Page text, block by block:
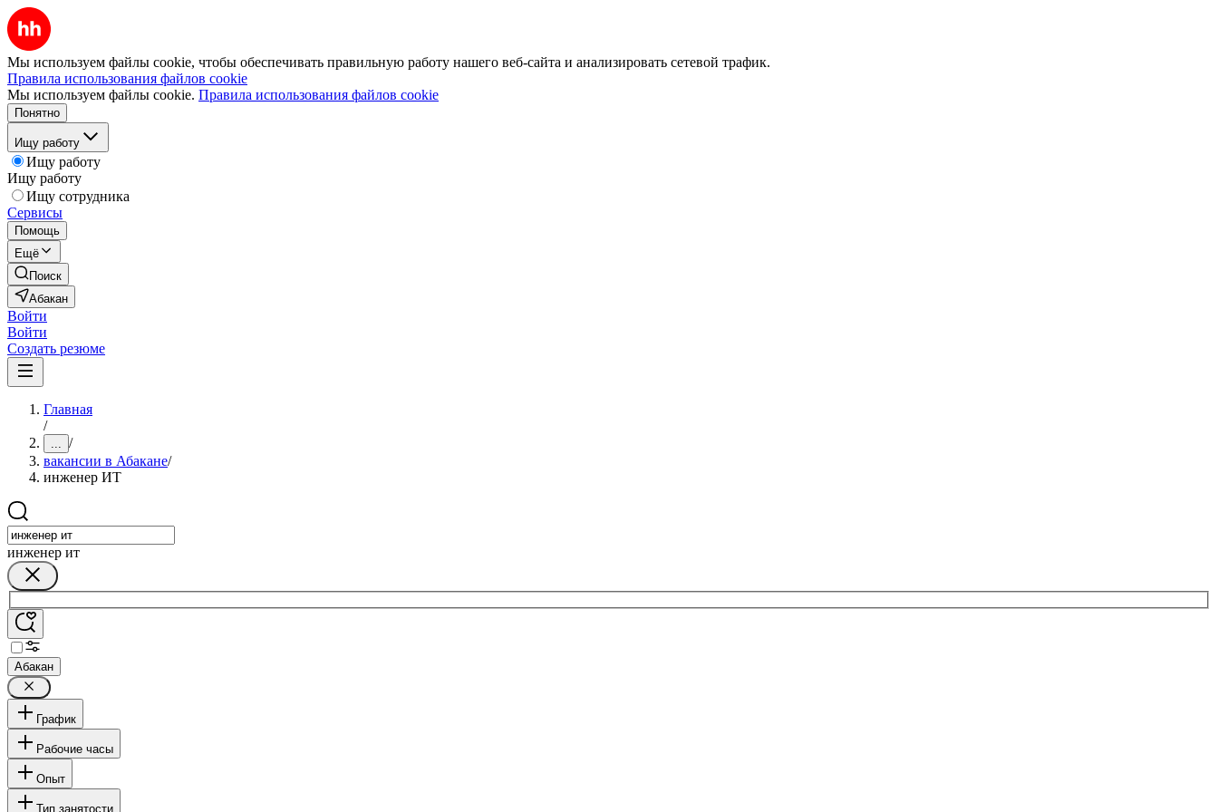
Мы используем файлы cookie, чтобы обеспечивать правильную работу нашего веб-сайта и анализировать сетевой трафик.
Правила использования файлов cookie
Мы используем файлы cookie. Правила использования файлов cookie
Понятно
Ищу работу
Ищу работу
Ищу работу
Ищу сотрудника
Сервисы
Помощь
Ещё
Поиск
Абакан
Войти
Войти
Создать резюме
Главная
/
... /
вакансии в Абакане/
инженер ИТ
инженер ит
Абакан
График
Рабочие часы
Опыт
Тип занятости